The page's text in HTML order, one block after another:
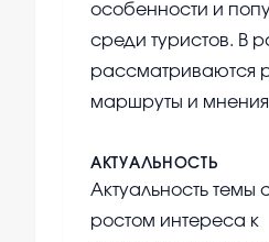
особенности и
среди туристов. В
рассматриваются
маршруты и
АКТУАЛЬНОСТЬ
Актуальность темы
ростом интереса к